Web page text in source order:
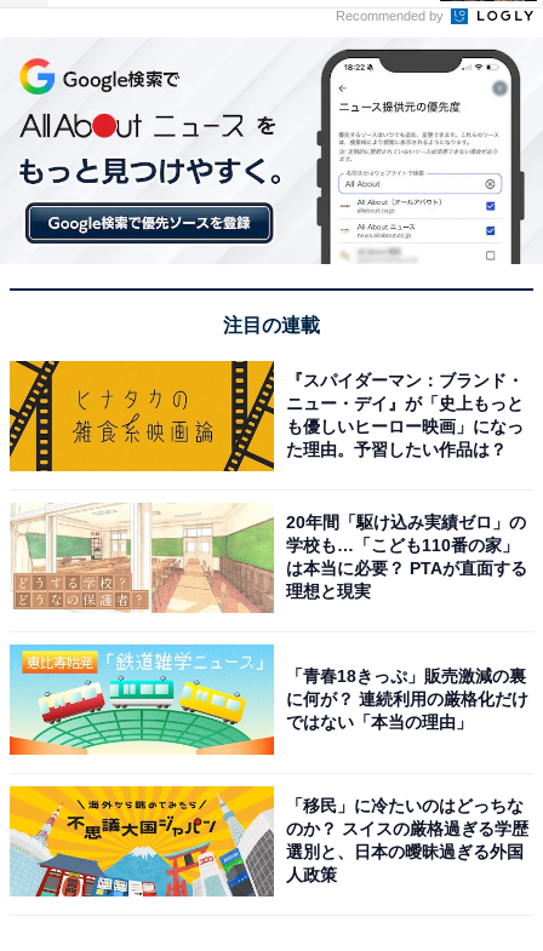
Recommended by
注目の連載
『スパイダーマン：ブランド・
ニュー・デイ』が「史上もっと
も優しいヒーロー映画」になっ
た理由。予習したい作品は？
20年間「駆け込み実績ゼロ」の
学校も…「こども110番の家」
は本当に必要？ PTAが直面する
理想と現実
「青春18きっぷ」販売激減の裏
に何が？ 連続利用の厳格化だけ
ではない「本当の理由」
「移民」に冷たいのはどっちな
のか？ スイスの厳格過ぎる学歴
選別と、日本の曖昧過ぎる外国
人政策